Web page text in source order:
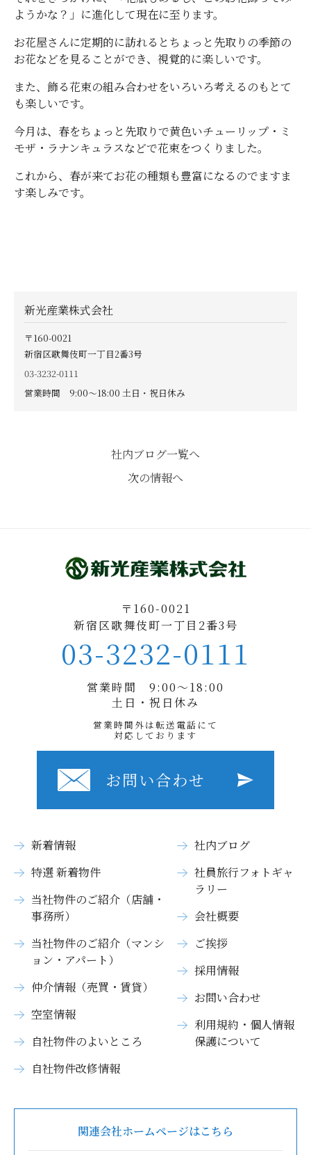
ようかな？」に進化して現在に至ります。
お花屋さんに定期的に訪れるとちょっと先取りの季節の
お花などを見ることができ、視覚的に楽しいです。
また、飾る花束の組み合わせをいろいろ考えるのもとて
も楽しいです。
今月は、春をちょっと先取りで黄色いチューリップ・ミ
モザ・ラナンキュラスなどで花束をつくりました。
これから、春が来てお花の種類も豊富になるのでますま
す楽しみです。
新光産業株式会社
〒160-0021
新宿区歌舞伎町一丁目2番3号
03-3232-0111
営業時間 9:00〜18:00 土日・祝日休み
社内ブログ一覧へ
次の情報へ
〒160-0021
新宿区歌舞伎町一丁目2番3号
03-3232-0111
営業時間 9:00〜18:00
土日・祝日休み
営業時間外は転送電話にて
対応しております
お問い合わせ
新着情報
特選 新着物件
当社物件のご紹介（店舗・
事務所）
当社物件のご紹介（マンシ
ョン・アパート）
仲介情報（売買・賃貸）
空室情報
自社物件のよいところ
自社物件改修情報
社内ブログ
社員旅行フォトギャ
ラリー
会社概要
ご挨拶
採用情報
お問い合わせ
利用規約・個人情報
保護について
関連会社ホームページはこちら